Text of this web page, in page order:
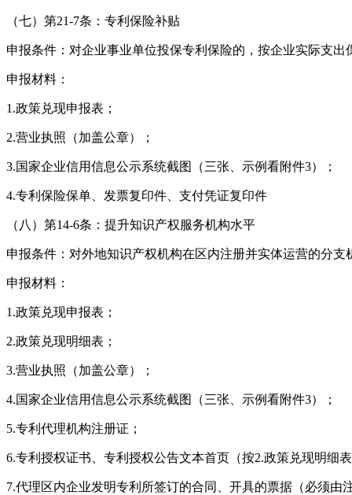
（七）第21-7条：专利保险补贴
申报条件：对企业事业单位投保专利保险的，按企业实际支出
申报材料：
1.政策兑现申报表；
2.营业执照（加盖公章）；
3.国家企业信用信息公示系统截图（三张、示例看附件3）；
4.专利保险保单、发票复印件、支付凭证复印件
（八）第14-6条：提升知识产权服务机构水平
申报条件：对外地知识产权机构在区内注册并实体运营的分
申报材料：
1.政策兑现申报表；
2.政策兑现明细表；
3.营业执照（加盖公章）；
4.国家企业信用信息公示系统截图（三张、示例看附件3）；
5.专利代理机构注册证；
6.专利授权证书、专利授权公告文本首页（按2.政策兑现明细
7.代理区内企业发明专利所签订的合同、开具的票据（必须由